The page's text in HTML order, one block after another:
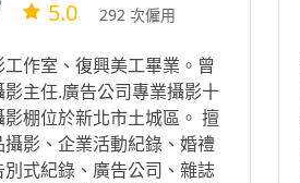
5.0 292 次僱用
工作室、復興美工畢業。曾
主任.廣告公司專業攝影十
影棚位於新北市土城區。 擅
影、企業活動紀錄、婚禮
式紀錄、廣告公司、雜誌